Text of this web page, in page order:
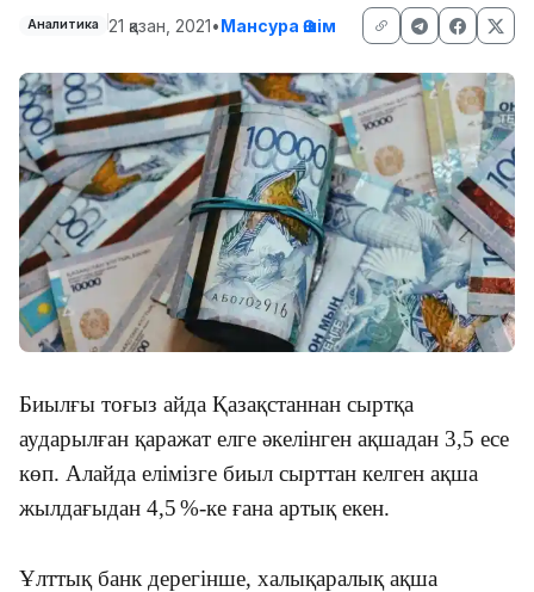
Аналитика 21 қазан, 2021•Мансура Әшім
Биылғы тоғыз айда Қазақстаннан сыртқа
аударылған қаражат елге әкелінген ақшадан 3,5 есе
көп. Алайда елімізге биыл сырттан келген ақша
жылдағыдан 4,5%-ке ғана артық екен.
Ұлттық банк дерегінше, халықаралық ақша